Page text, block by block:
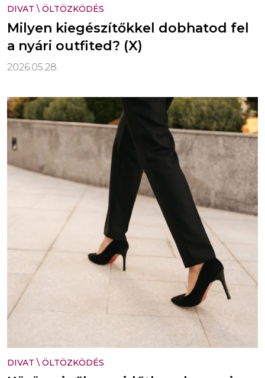
DIVAT \ ÖLTÖZKÖDÉS
Milyen kiegészítőkkel dobhatod fel
a nyári outfited? (X)
2026.05.28.
DIVAT \ ÖLTÖZKÖDÉS